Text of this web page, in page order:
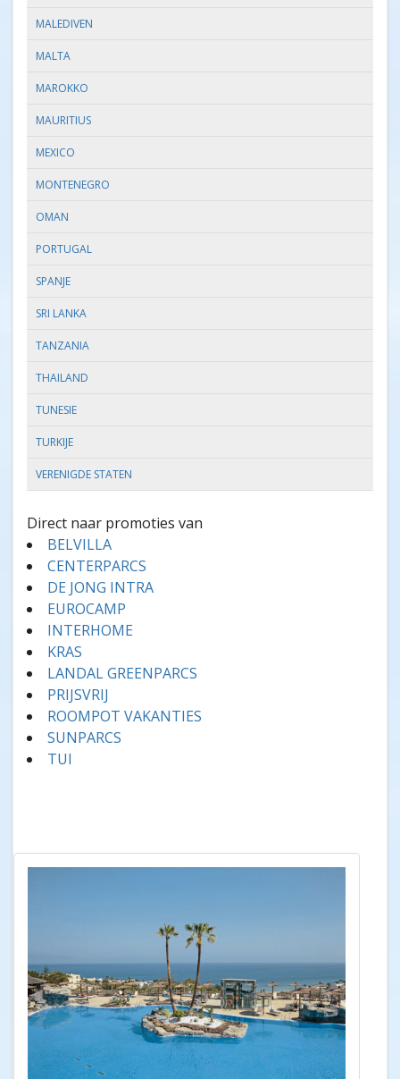
MALEDIVEN
MALTA
MAROKKO
MAURITIUS
MEXICO
MONTENEGRO
OMAN
PORTUGAL
SPANJE
SRI LANKA
TANZANIA
THAILAND
TUNESIE
TURKIJE
VERENIGDE STATEN
Direct naar promoties van
BELVILLA
CENTERPARCS
DE JONG INTRA
EUROCAMP
INTERHOME
KRAS
LANDAL GREENPARCS
PRIJSVRIJ
ROOMPOT VAKANTIES
SUNPARCS
TUI